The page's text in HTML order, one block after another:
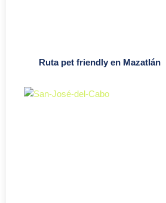
Ruta pet friendly en Mazatlán